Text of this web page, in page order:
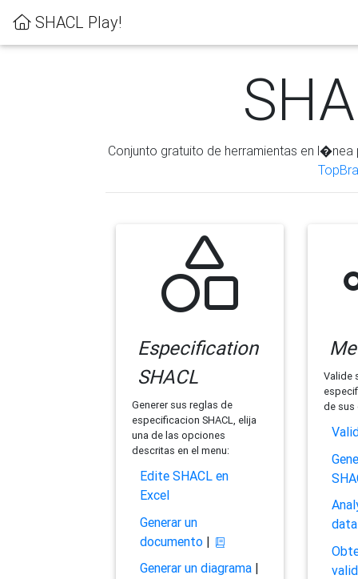
SHACL Play!
Conjunto gratuito de herramientas en
Especification
SHACL
Generer sus reglas de
especificacion SHACL, elija
una de las opciones
descritas en el menu:
Edite SHACL en
Excel
Generar un
documento|
Generar un diagrama|
Valide
de sus